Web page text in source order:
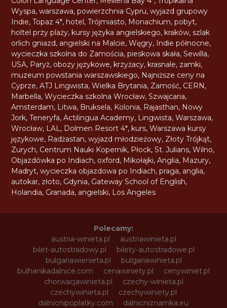
Wyspa,warszawa,powierzchnia Cypru,wyjazd grupowy
Indie,Topaz 4*, hotel,Trójmiasto, Monachium,pobyt,
holtel przy plaży, kursy języka angielskiego, kraków,szlak
orlich gniazd, angielski na Malcie,Węgry, Indie północne,
wycieczka szkolna do Zamościa,pieskowa skała,Sewilla,
USA, Paryż, obozy językowe, krzyżacy, krasnale, zamki,
muzeum powstania warszawskiego, Najniższe ceny na
Cyprze,ATJ Lingwista,Wielka Brytania, Zamość, CERN,
Marbella,Wycieczka szkolna Wrocław,Szwajcaria,
Amsterdam, Litwa, Bruksela, Kolonia, Rajasthan, Nowy
Jork,Teneryfa,Actilingua Academy, Lingwista,Warszawa,
Wrocław, LAL, Dolmen Resort 4*, kurs,Warszawa kursy
językowe, Radżastan,wyjazd młodzieżowy, Złoty Trójkąt,
Zurych, Centrum Nauki Kopernik, Płock,St. Julians,Wilno,
Objazdówka po Indiach, oxford, Mikołajki,Anglia, Mazury,
Madryt,wycieczka objazdowa po Indiach,praga, anglia,
autokar, złoto, Gdynia, Gateway School of English,
Holandia, Granada, angielski, Los Angeles
Polecamy:
austria-winieta.pl
austriawinieta.pl
bilet-autostradowy.pl
bilety-autostradowe.pl
bulgariawienieta.pl
bulgariawinieta.pl
bulharskadalnice.com
cenawiniety.pl
cenywiniet.pl
chorwacjawinieta.pl
czechy-winieta.pl
czechywinieta.pl
czechywiniety.pl
dalnicnipoplatky.com
dalnicniznamka.eu